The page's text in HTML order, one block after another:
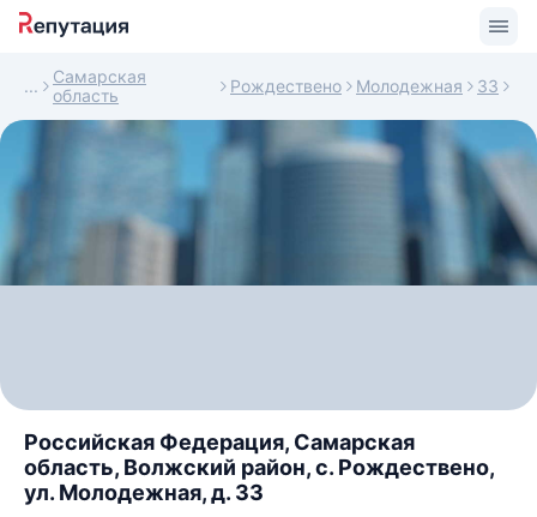
Самарская
область
Рождествено Молодежная 33
Российская Федерация, Самарская
область, Волжский район, с. Рождествено,
ул. Молодежная, д. 33